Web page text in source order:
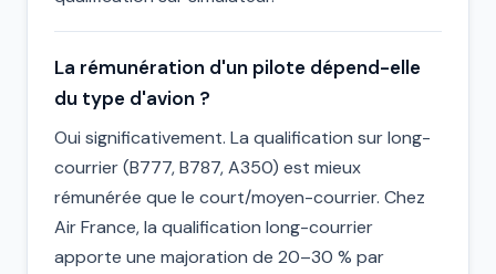
La rémunération d'un pilote dépend-elle
du type d'avion ?
Oui significativement. La qualification sur long-
courrier (B777, B787, A350) est mieux
rémunérée que le court/moyen-courrier. Chez
Air France, la qualification long-courrier
apporte une majoration de 20–30 % par